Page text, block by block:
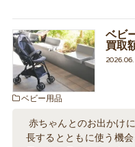
ベビ
買取
ベビー用品
赤ちゃんとのお出かけ
長するとともに使う機